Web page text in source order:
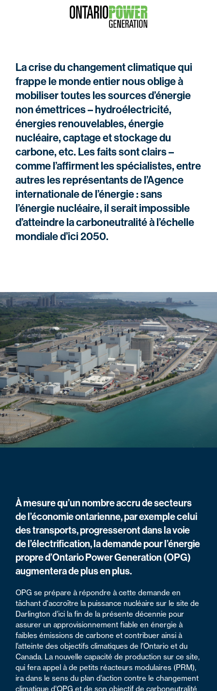
La crise du changement climatique qui
frappe le monde entier nous oblige à
mobiliser toutes les sources d’énergie
non émettrices – hydroélectricité,
énergies renouvelables, énergie
nucléaire, captage et stockage du
carbone, etc. Les faits sont clairs –
comme l’affirment les spécialistes, entre
autres les représentants de l’Agence
internationale de l’énergie : sans
l’énergie nucléaire, il serait impossible
d’atteindre la carboneutralité à l’échelle
mondiale d’ici 2050.
À mesure qu’un nombre accru de secteurs
de l’économie ontarienne, par exemple celui
des transports, progresseront dans la voie
de l’électrification, la demande pour l’énergie
propre d’Ontario Power Generation (OPG)
augmentera de plus en plus.
OPG se prépare à répondre à cette demande en
tâchant d'accroître la puissance nucléaire sur le site de
Darlington d’ici la fin de la présente décennie pour
assurer un approvisionnement fiable en énergie à
faibles émissions de carbone et contribuer ainsi à
l’atteinte des objectifs climatiques de l’Ontario et du
Canada. La nouvelle capacité de production sur ce site,
qui fera appel à de petits réacteurs modulaires (PRM),
ira dans le sens du plan d’action contre le changement
climatique d’OPG et de son objectif de carboneutralité